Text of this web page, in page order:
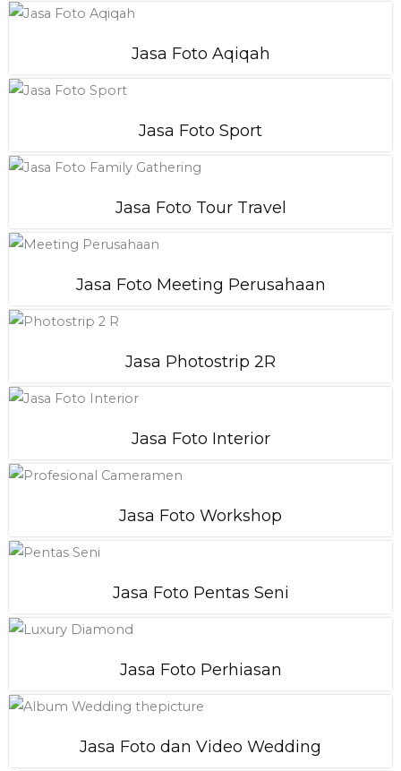
Jasa Foto Aqiqah
Jasa Foto Sport
Jasa Foto Tour Travel
Jasa Foto Meeting Perusahaan
Jasa Photostrip 2R
Jasa Foto Interior
Jasa Foto Workshop
Jasa Foto Pentas Seni
Jasa Foto Perhiasan
Jasa Foto dan Video Wedding